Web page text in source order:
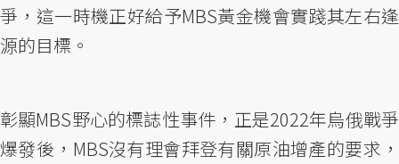
爭，這一時機正好給予MBS黃金機會實踐其左右逢
源的目標。
彰顯MBS野心的標誌性事件，正是2022年烏俄戰爭
爆發後，MBS沒有理會拜登有關原油增產的要求，